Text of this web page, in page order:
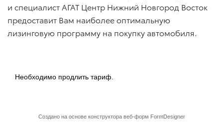
и специалист АГАТ Центр Нижний Новгород Восток
предоставит Вам наиболее оптимальную
лизинговую программу на покупку автомобиля.